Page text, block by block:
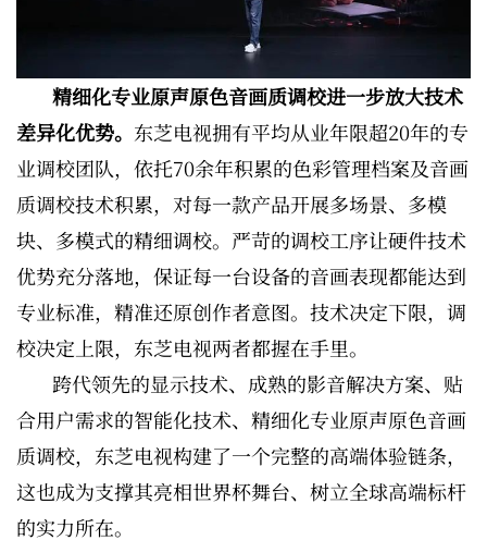
精细化专业原声原色音画质调校进一步放大技术
差异化优势。 东芝电视拥有平均从业年限超20年的专
业调校团队，依托70余年积累的色彩管理档案及音画
质调校技术积累，对每一款产品开展多场景、多模
块、多模式的精细调校。严苛的调校工序让硬件技术
优势充分落地，保证每一台设备的音画表现都能达到
专业标准，精准还原创作者意图。技术决定下限，调
校决定上限，东芝电视两者都握在手里。
跨代领先的显示技术、成熟的影音解决方案、贴
合用户需求的智能化技术、精细化专业原声原色音画
质调校，东芝电视构建了一个完整的高端体验链条，
这也成为支撑其亮相世界杯舞台、树立全球高端标杆
的实力所在。